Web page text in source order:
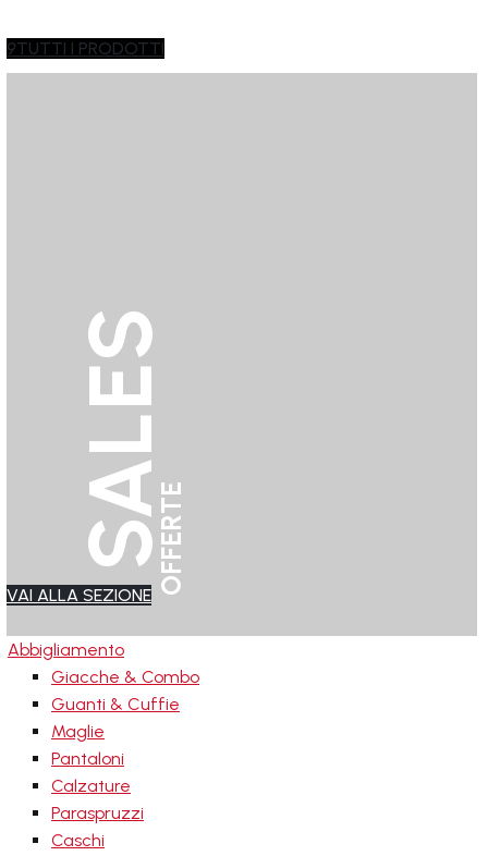
9TUTTI I PRODOTTI
SALESOFFERTE
VAI ALLA SEZIONE
Abbigliamento
Giacche & Combo
Guanti & Cuffie
Maglie
Pantaloni
Calzature
Paraspruzzi
Caschi